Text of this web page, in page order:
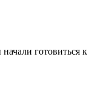
готовиться к